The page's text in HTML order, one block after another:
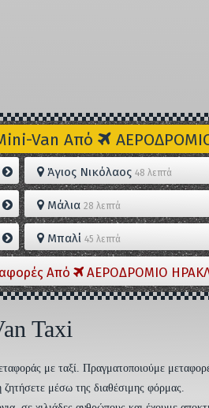
Van Από
Άγιος Νικόλαος 48 λεπτά
Μάλια 28 λεπτά
Μπαλί 45 λεπτά
Από ΑΕΡΟΔΡΟΜΙΟ
Taxi
με ταξί. Πραγματοποιούμε
ζητήσετε μέσω της διαθέσιμης φόρμας.